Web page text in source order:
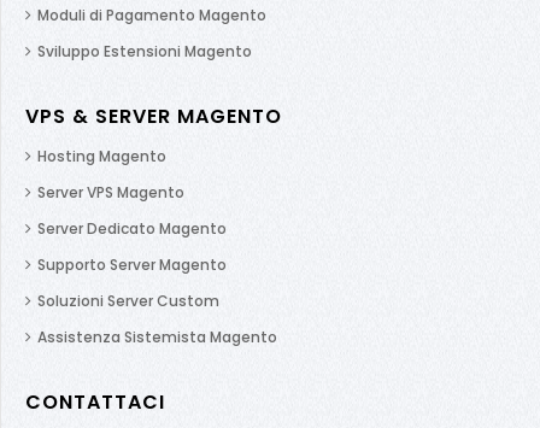
Moduli di Pagamento Magento
Sviluppo Estensioni Magento
VPS & SERVER MAGENTO
Hosting Magento
Server VPS Magento
Server Dedicato Magento
Supporto Server Magento
Soluzioni Server Custom
Assistenza Sistemista Magento
CONTATTACI